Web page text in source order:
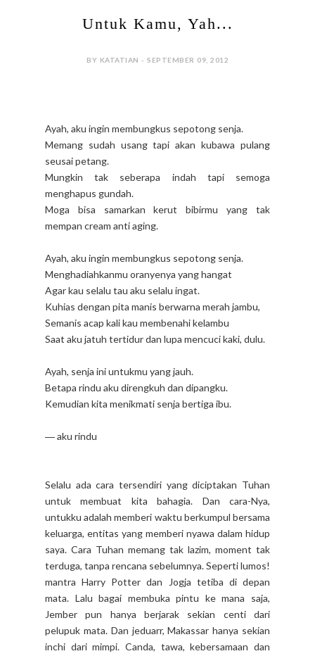
Untuk Kamu, Yah...
BY KATATIAN - SEPTEMBER 09, 2012
Ayah, aku ingin membungkus sepotong senja.
Memang sudah usang tapi akan kubawa pulang
seusai petang.
Mungkin tak seberapa indah tapi semoga
menghapus gundah.
Moga bisa samarkan kerut bibirmu yang tak
mempan cream anti aging.
Ayah, aku ingin membungkus sepotong senja.
Menghadiahkanmu oranyenya yang hangat
Agar kau selalu tau aku selalu ingat.
Kuhias dengan pita manis berwarna merah jambu,
Semanis acap kali kau membenahi kelambu
Saat aku jatuh tertidur dan lupa mencuci kaki, dulu.
Ayah, senja ini untukmu yang jauh.
Betapa rindu aku direngkuh dan dipangku.
Kemudian kita menikmati senja bertiga ibu.
― aku rindu
Selalu ada cara tersendiri yang diciptakan Tuhan
untuk membuat kita bahagia. Dan cara-Nya,
untukku adalah memberi waktu berkumpul bersama
keluarga, entitas yang memberi nyawa dalam hidup
saya. Cara Tuhan memang tak lazim, moment tak
terduga, tanpa rencana sebelumnya. Seperti lumos!
mantra Harry Potter dan Jogja tetiba di depan
mata. Lalu bagai membuka pintu ke mana saja,
Jember pun hanya berjarak sekian centi dari
pelupuk mata. Dan jeduarr, Makassar hanya sekian
inchi dari mimpi. Canda, tawa, kebersamaan dan